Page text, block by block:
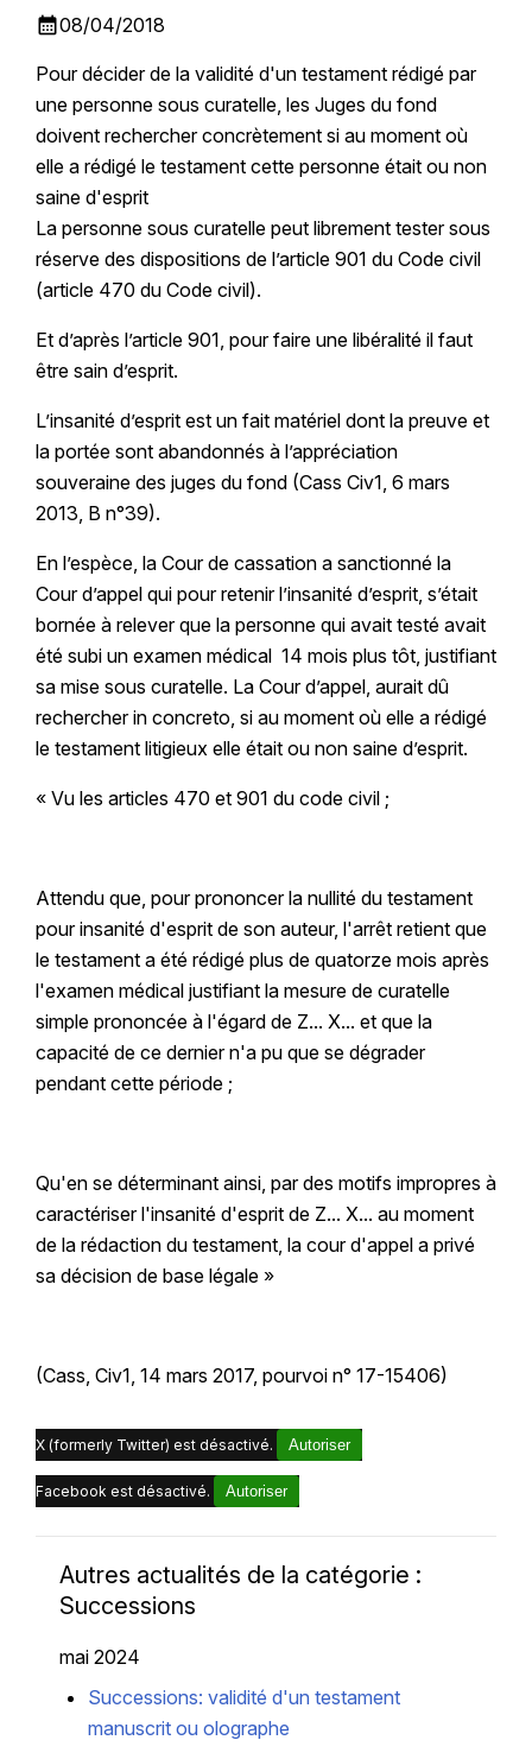
calendar_month08/04/2018
Pour décider de la validité d'un testament rédigé par
une personne sous curatelle, les Juges du fond
doivent rechercher concrètement si au moment où
elle a rédigé le testament cette personne était ou non
saine d'esprit
La personne sous curatelle peut librement tester sous
réserve des dispositions de l’article 901 du Code civil
(article 470 du Code civil).
Et d’après l’article 901, pour faire une libéralité il faut
être sain d’esprit.
L’insanité d’esprit est un fait matériel dont la preuve et
la portée sont abandonnés à l’appréciation
souveraine des juges du fond (Cass Civ1, 6 mars
2013, B n°39).
En l’espèce, la Cour de cassation a sanctionné la
Cour d’appel qui pour retenir l’insanité d’esprit, s’était
bornée à relever que la personne qui avait testé avait
été subi un examen médical 14 mois plus tôt, justifiant
sa mise sous curatelle. La Cour d’appel, aurait dû
rechercher in concreto, si au moment où elle a rédigé
le testament litigieux elle était ou non saine d’esprit.
« Vu les articles 470 et 901 du code civil ;
Attendu que, pour prononcer la nullité du testament
pour insanité d'esprit de son auteur, l'arrêt retient que
le testament a été rédigé plus de quatorze mois après
l'examen médical justifiant la mesure de curatelle
simple prononcée à l'égard de Z... X... et que la
capacité de ce dernier n'a pu que se dégrader
pendant cette période ;
Qu'en se déterminant ainsi, par des motifs impropres à
caractériser l'insanité d'esprit de Z... X... au moment
de la rédaction du testament, la cour d'appel a privé
sa décision de base légale »
(Cass, Civ1, 14 mars 2017, pourvoi n° 17-15406)
X (formerly Twitter) est désactivé. Autoriser
Facebook est désactivé. Autoriser
Autres actualités de la catégorie :
Successions
mai 2024
Successions: validité d'un testament
manuscrit ou olographe